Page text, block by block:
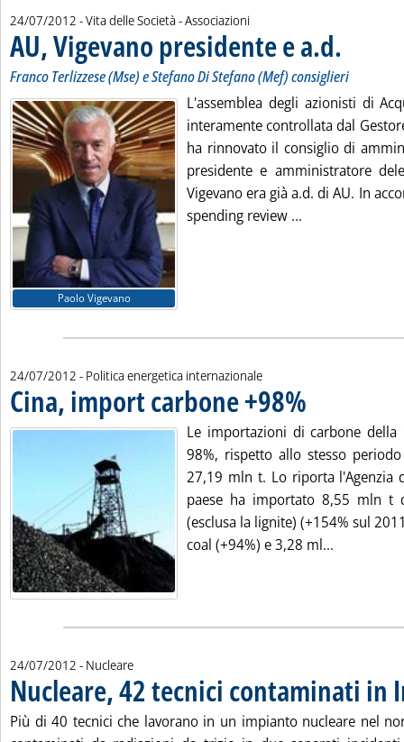
24/07/2012 - Vita delle Società - Associazioni
AU, Vigevano presidente e a.d.
Franco Terlizzese (Mse) e Stefano Di Stefano (Mef) consiglieri
Paolo Vigevano
L'assemblea degli azionisti di
interamente controllata dal
ha rinnovato il consiglio di
presidente e amministratore
Vigevano era già a.d. di AU. In
spending review ...
24/07/2012 - Politica energetica internazionale
Cina, import carbone +98%
Le importazioni di carbone della
98%, rispetto allo stesso
27,19 mln t. Lo riporta l'Agenzia
paese ha importato 8,55 mln t
(esclusa la lignite) (+154% sul
coal (+94%) e 3,28 ml...
24/07/2012 - Nucleare
Nucleare, 42 tecnici contaminati in
Più di 40 tecnici che lavorano in un impianto nucleare nel